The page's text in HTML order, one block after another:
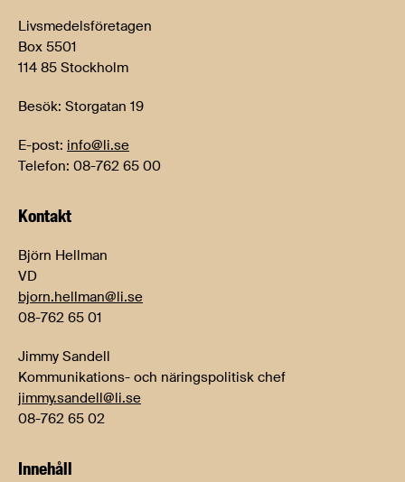
Livsmedelsföretagen
Box 5501
114 85 Stockholm
Besök: Storgatan 19
E-post: info@li.se
Telefon: 08-762 65 00
Kontakt
Björn Hellman
VD
bjorn.hellman@li.se
08-762 65 01
Jimmy Sandell
Kommunikations- och näringspolitisk chef
jimmy.sandell@li.se
08-762 65 02
Innehåll